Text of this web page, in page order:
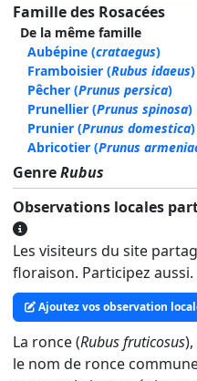
La ronce (Rubus fruticosus
le nom de ronce
Famille des Rosacées
De la même famille
Aubépine (crataegus)
Framboisier (Rubus idaeus)
Pêcher (Prunus persica)
Prunellier (Prunus spinosa)
Prunier (Prunus domestica)
Abricotier (Prunus
GenreRubus
Observations locales
Les visiteurs du site
floraison. Participez aussi.
Ajoutez vos observation